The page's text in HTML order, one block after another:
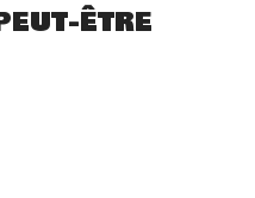
ÊTRE